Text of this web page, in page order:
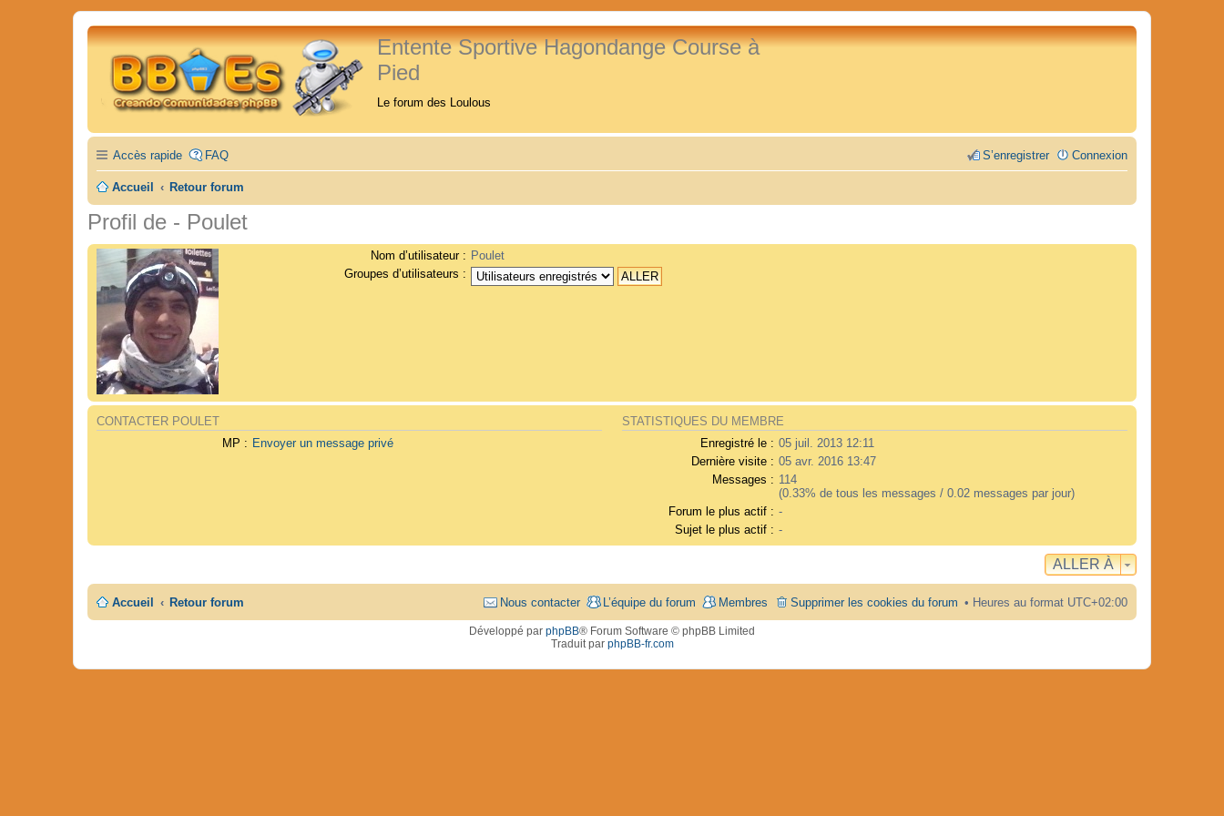
Entente Sportive Hagondange Course à
Pied
Le forum des Loulous
Accès rapide FAQ Connexion
S’enregistrer
Accueil Retour forum
Profil de - Poulet
Nom d’utilisateur : Poulet
Groupes d’utilisateurs :
CONTACTER POULET
MP : Envoyer un message privé
STATISTIQUES DU MEMBRE
Enregistré le : 05 juil. 2013 12:11
Dernière visite : 05 avr. 2016 13:47
Messages : 114
(0.33% de tous les messages / 0.02 messages par jour)
Forum le plus actif : -
Sujet le plus actif : -
ALLER À
Accueil Retour forum Heures au format UTC+02:00
Supprimer les cookies du forum
Membres
L’équipe du forum
Nous contacter
Développé par phpBB® Forum Software © phpBB Limited
Traduit par phpBB-fr.com